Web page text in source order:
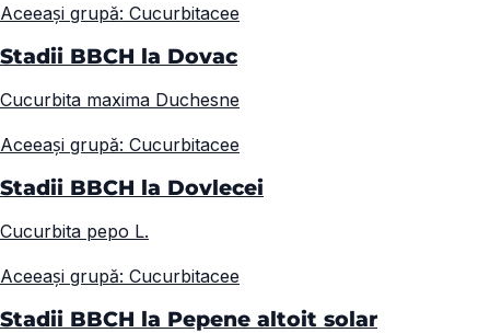
Aceeași grupă: Cucurbitacee
Stadii BBCH la Dovac
Cucurbita maxima Duchesne
Aceeași grupă: Cucurbitacee
Stadii BBCH la Dovlecei
Cucurbita pepo L.
Aceeași grupă: Cucurbitacee
Stadii BBCH la Pepene altoit solar